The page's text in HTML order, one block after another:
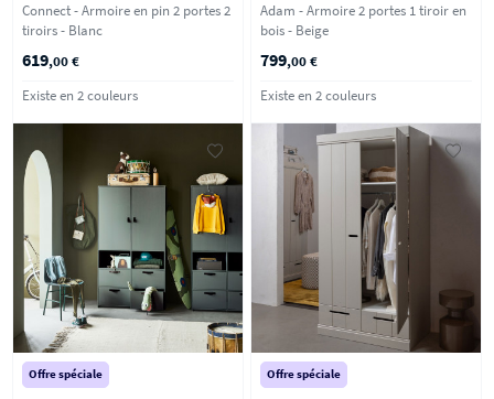
Connect - Armoire en pin 2 portes 2
tiroirs - Blanc
619,00 €
Existe en 2 couleurs
Adam - Armoire 2 portes 1 tiroir en
bois - Beige
799,00 €
Existe en 2 couleurs
Offre spéciale Offre spéciale